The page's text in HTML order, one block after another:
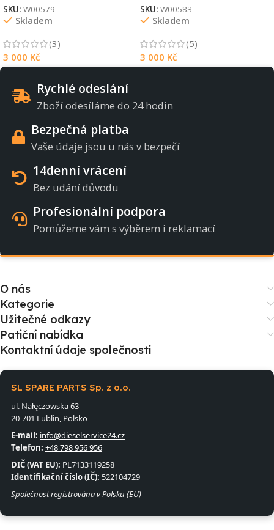
SKU: W00579
Skladem
(3)
3 000 Kč
SKU: W00583
Skladem
(5)
3 000 Kč
Rychlé odeslání
Zboží odesíláme do 24 hodin
Bezpečná platba
Vaše údaje jsou u nás v bezpečí
14denní vrácení
Bez udání důvodu
Profesionální podpora
Pomůžeme vám s výběrem i reklamací
O nás
Kategorie
Užitečné odkazy
Patiční nabídka
Kontaktní údaje společnosti
SL SPARE PARTS Sp. z o.o.
ul. Nałęczowska 63
20-701 Lublin, Polsko
E-mail: info@dieselservice24.cz
Telefon: +48 798 956 956
DIČ (VAT EU): PL7133119258
Identifikační číslo (IČ): 522104729
Společnost registrována v Polsku (EU)